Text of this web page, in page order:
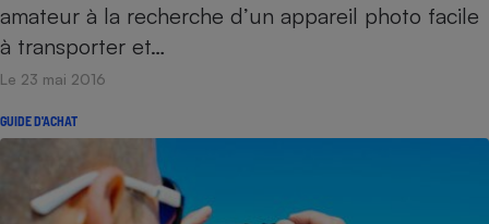
amateur à la recherche d’un appareil photo facile
à transporter et…
Le 23 mai 2016
GUIDE D'ACHAT